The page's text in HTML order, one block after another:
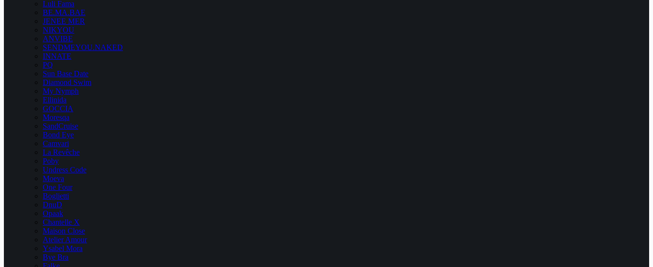
Luli Fama
BE.MA.BAE
JENEE MER
NIKYOU
ANVIBE
SENDMEYOU.NAKED
INNATE
PQ
Sun Base Date
Diamond Swim
My Nymph
Ellinida
GOCCIA
Moresqa
SandCruise
Bond Eye
Camvari
La Revêche
Poby
Undress Code
Moeva
One Four
Boglietti
DnuD
Opaak
Chantelle X
Maison Close
Atelier Amour
Ysabel Mora
Bye Bra